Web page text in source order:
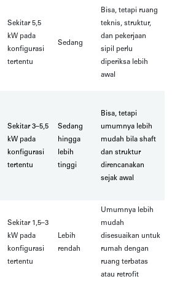
Sekitar 5,5
kW pada
konfigurasi
tertentu
Sedang
Bisa, tetapi ruang
teknis, struktur,
dan pekerjaan
sipil perlu
diperiksa lebih
awal
Sekitar 3–5,5
kW pada
konfigurasi
tertentu
Sedang
hingga
lebih
tinggi
Bisa, tetapi
umumnya lebih
mudah bila shaft
dan struktur
direncanakan
sejak awal
Sekitar 1,5–3
kW pada
konfigurasi
tertentu
Lebih
rendah
Umumnya lebih
mudah
disesuaikan untuk
rumah dengan
ruang terbatas
atau retrofit